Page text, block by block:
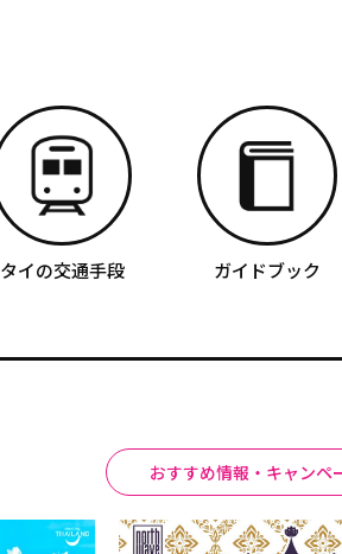
タイの交通手段 ガイドブック
おすすめ情報・キャンペ